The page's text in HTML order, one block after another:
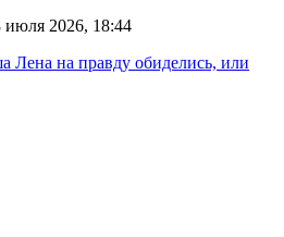
июля 2026, 18:44
Лена на правду обиделись, или